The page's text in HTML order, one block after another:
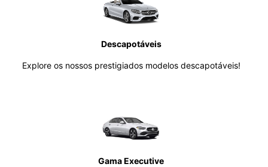
Descapotáveis
Explore os nossos prestigiados modelos descapotáveis!
Gama Executive